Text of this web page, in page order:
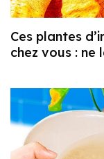
Ces plantes
chez vous : ne